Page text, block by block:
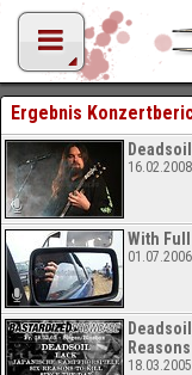
Ergebnis
With Full